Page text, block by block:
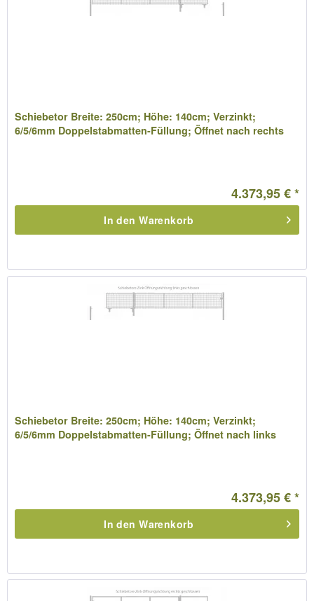
Schiebetor Breite: 250cm; Höhe: 140cm; Verzinkt;
6/5/6mm Doppelstabmatten-Füllung; Öffnet nach rechts
4.373,95 € *
In den Warenkorb
Schiebetor Breite: 250cm; Höhe: 140cm; Verzinkt;
6/5/6mm Doppelstabmatten-Füllung; Öffnet nach links
4.373,95 € *
In den Warenkorb